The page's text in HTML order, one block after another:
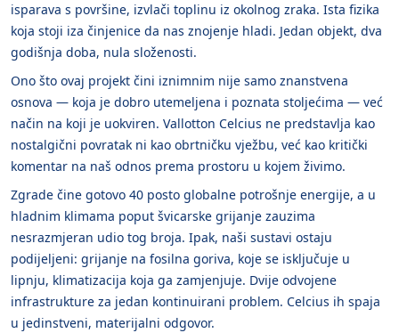
isparava s površine, izvlači toplinu iz okolnog zraka. Ista fizika
koja stoji iza činjenice da nas znojenje hladi. Jedan objekt, dva
godišnja doba, nula složenosti.
Ono što ovaj projekt čini iznimnim nije samo znanstvena
osnova — koja je dobro utemeljena i poznata stoljećima — već
način na koji je uokviren. Vallotton Celcius ne predstavlja kao
nostalgični povratak ni kao obrtničku vježbu, već kao kritički
komentar na naš odnos prema prostoru u kojem živimo.
Zgrade čine gotovo 40 posto globalne potrošnje energije, a u
hladnim klimama poput švicarske grijanje zauzima
nesrazmjeran udio tog broja. Ipak, naši sustavi ostaju
podijeljeni: grijanje na fosilna goriva, koje se isključuje u
lipnju, klimatizacija koja ga zamjenjuje. Dvije odvojene
infrastrukture za jedan kontinuirani problem. Celcius ih spaja
u jedinstveni, materijalni odgovor.